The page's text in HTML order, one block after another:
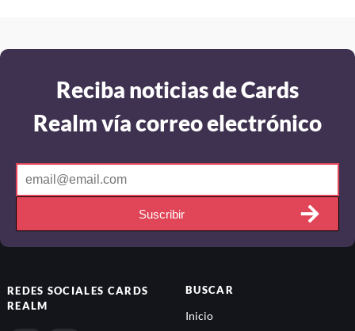
Reciba noticias de Cards
Realm vía correo electrónico
Suscribir
REDES SOCIALES CARDS
REALM
BUSCAR
Inicio